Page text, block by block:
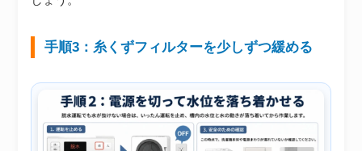
手順3：糸くずフィルターを少しずつ緩める